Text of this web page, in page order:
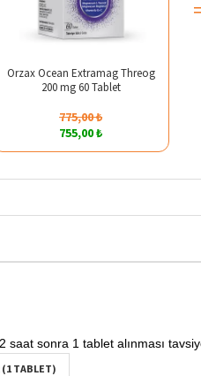
Orzax Ocean Extramag Threog
200 mg 60 Tablet
775,00 ₺
755,00 ₺
sonra 1 tablet alınması
(1 TABLET)